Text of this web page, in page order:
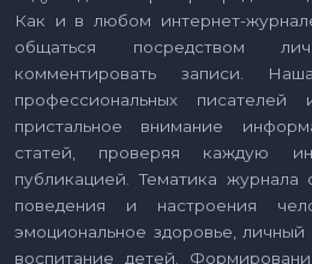
Как и в любом интернет-
общаться посредством
комментировать записи.
профессиональных писателей
пристальное внимание
статей, проверяя каждую
публикацией. Тематика журнала
поведения и настроения
эмоциональное здоровье,
воспитание детей.